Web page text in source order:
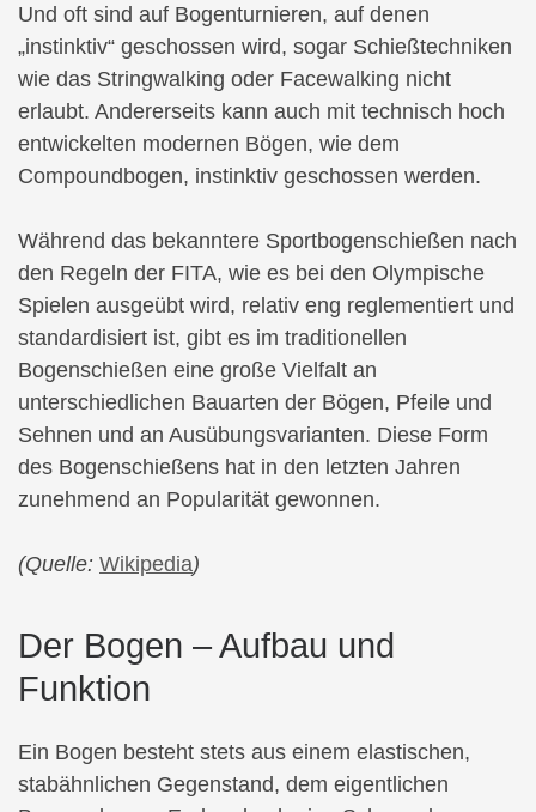
Und oft sind auf Bogenturnieren, auf denen
„instinktiv“ geschossen wird, sogar Schießtechniken
wie das Stringwalking oder Facewalking nicht
erlaubt. Andererseits kann auch mit technisch hoch
entwickelten modernen Bögen, wie dem
Compoundbogen, instinktiv geschossen werden.
Während das bekanntere Sportbogenschießen nach
den Regeln der FITA, wie es bei den Olympische
Spielen ausgeübt wird, relativ eng reglementiert und
standardisiert ist, gibt es im traditionellen
Bogenschießen eine große Vielfalt an
unterschiedlichen Bauarten der Bögen, Pfeile und
Sehnen und an Ausübungsvarianten. Diese Form
des Bogenschießens hat in den letzten Jahren
zunehmend an Popularität gewonnen.
(Quelle: Wikipedia)
Der Bogen – Aufbau und
Funktion
Ein Bogen besteht stets aus einem elastischen,
stabähnlichen Gegenstand, dem eigentlichen